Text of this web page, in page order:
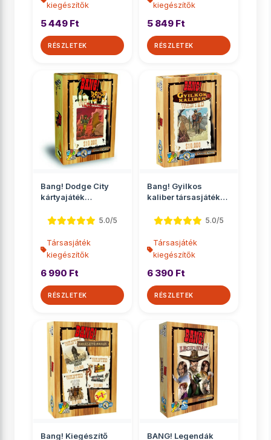
kiegészítők
5 449 Ft
RÉSZLETEK
kiegészítők
5 849 Ft
RÉSZLETEK
Bang! Dodge City
kártyajáték
5.0/5
Társasjáték
kiegészítők
6 990 Ft
RÉSZLETEK
Bang! Gyilkos
kaliber társasjáték
5.0/5
Társasjáték
kiegészítők
6 390 Ft
RÉSZLETEK
Bang! Kiegészítő BANG! Legendák